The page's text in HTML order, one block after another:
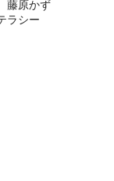
藤原かず
ラシー